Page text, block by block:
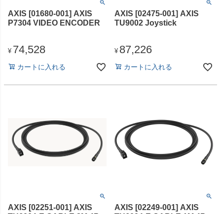
AXIS [01680-001] AXIS
P7304 VIDEO ENCODER
¥ 74,528
カートに入れる
AXIS [02475-001] AXIS
TU9002 Joystick
¥ 87,226
カートに入れる
AXIS [02251-001] AXIS
AXIS [02249-001] AXIS